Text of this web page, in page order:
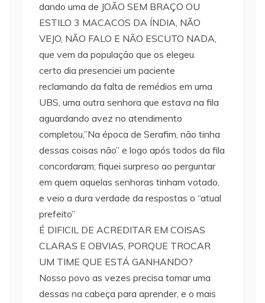
dando uma de JOÃO SEM BRAÇO OU
ESTILO 3 MACACOS DA ÍNDIA, NÃO
VEJO, NÃO FALO E NÃO ESCUTO NADA,
que vem da população que os elegeu.
certo dia presenciei um paciente
reclamando da falta de remédios em uma
UBS, uma outra senhora que estava na fila
aguardando avez no atendimento
completou,”Na época de Serafim, não tinha
dessas coisas não” e logo após todos da fila
concordaram; fiquei surpreso ao perguntar
em quem aquelas senhoras tinham votado,
e veio a dura verdade da respostas o “atual
prefeito”
É DIFICIL DE ACREDITAR EM COISAS
CLARAS E OBVIAS, PORQUE TROCAR
UM TIME QUE ESTÁ GANHANDO?
Nosso povo as vezes precisa tomar uma
dessas na cabeça para aprender, e o mais